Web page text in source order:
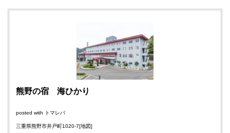
熊野の宿 海ひかり
posted with トマレバ
三重県熊野市井戸町1020-7[地図]